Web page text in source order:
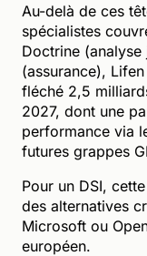
Au-delà de ces
spécialistes
Doctrine
(assurance),
fléché 2,5
2027, dont une
performance via
futures grappes
Pour un DSI,
des alternatives
Microsoft ou
européen.